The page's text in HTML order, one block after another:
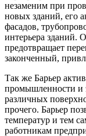
незаменим при
новых зданий, его
фасадов,
интерьера зданий.
предотвращает
законченный,
Так же Барьер
промышленности и
различных
прочего. Барьер
температур и тем
работникам